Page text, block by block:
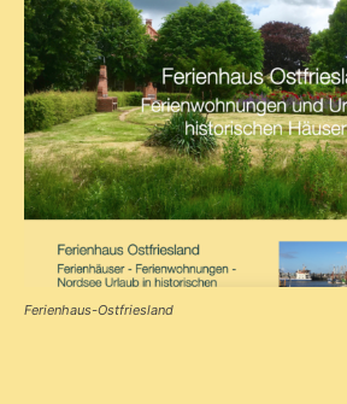
Ferienhaus-Ostfriesland